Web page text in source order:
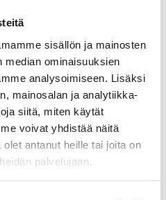
sisällön ja mainosten
median ominaisuuksien
analysoimiseen. Lisäksi
mainosalan ja analytiikka-
siitä, miten käytät
voivat yhdistää näitä
antanut heille tai joita on
palvelujaan.